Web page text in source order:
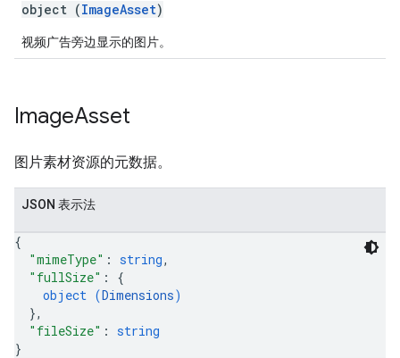
object (ImageAsset)
视频广告旁边显示的图片。
ImageAsset
图片素材资源的元数据。
JSON 表示法
{
"mimeType" : string,
"fullSize" : {
object (Dimensions)
},
"fileSize" : string
}